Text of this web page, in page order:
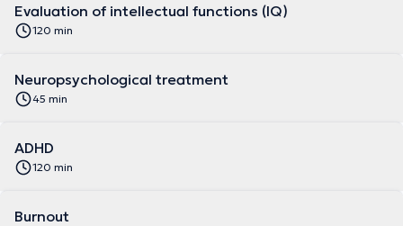
Evaluation of intellectual functions (IQ)
120 min
Neuropsychological treatment
45 min
ADHD
120 min
Burnout